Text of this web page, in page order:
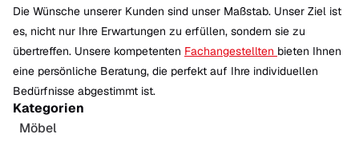
Die Wünsche unserer Kunden sind unser Maßstab. Unser Ziel ist
es, nicht nur Ihre Erwartungen zu erfüllen, sondern sie zu
übertreffen. Unsere kompetenten Fachangestellten bieten Ihnen
eine persönliche Beratung, die perfekt auf Ihre individuellen
Bedürfnisse abgestimmt ist.
Kategorien
Möbel